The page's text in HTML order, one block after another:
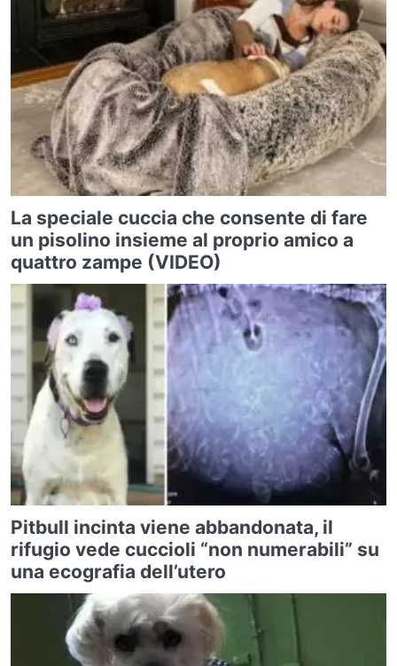
La speciale cuccia che consente di fare
un pisolino insieme al proprio amico a
quattro zampe (VIDEO)
Pitbull incinta viene abbandonata, il
rifugio vede cuccioli “non numerabili” su
una ecografia dell’utero